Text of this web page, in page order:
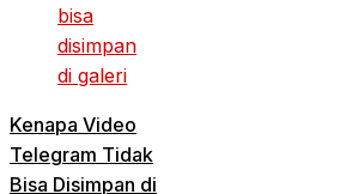
Kenapa Video
Telegram Tidak
Bisa Disimpan di